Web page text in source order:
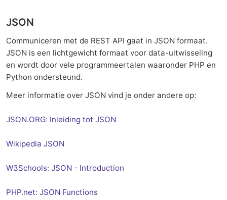
JSON
Communiceren met de REST API gaat in JSON formaat.
JSON is een lichtgewicht formaat voor data-uitwisseling
en wordt door vele programmeertalen waaronder PHP en
Python ondersteund.
Meer informatie over JSON vind je onder andere op:
JSON.ORG: Inleiding tot JSON
Wikipedia JSON
W3Schools: JSON - Introduction
PHP.net: JSON Functions